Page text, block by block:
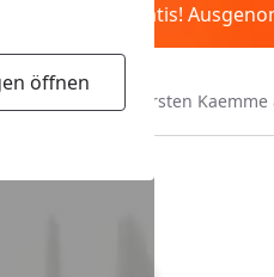
öffnen
Filter&Pflege gratis!
Hundebürsten